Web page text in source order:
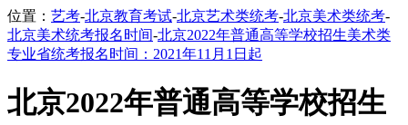
位置： 艺考-北京教育考试-北京艺术类统考-北京美术类统考-
北京美术统考报名时间-北京2022年普通高等学校招生美术类
专业省统考报名时间：2021年11月1日起
北京2022年普通高等学校招生